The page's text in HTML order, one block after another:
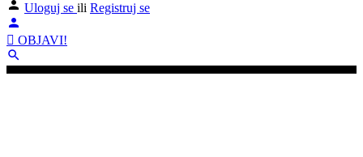
Uloguj se ili Registruj se
OBJAVI!